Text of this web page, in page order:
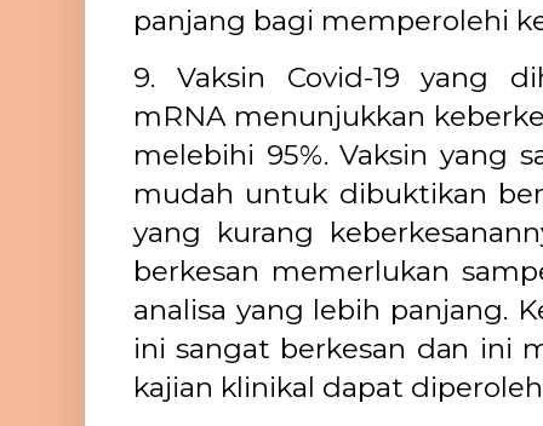
panjang bagi memperolehi
9. Vaksin Covid-19 yang
mRNA menunjukkan
melebihi 95%. Vaksin yang
mudah untuk dibuktikan
yang kurang
berkesan memerlukan
analisa yang lebih panjang.
ini sangat berkesan dan ini
kajian klinikal dapat